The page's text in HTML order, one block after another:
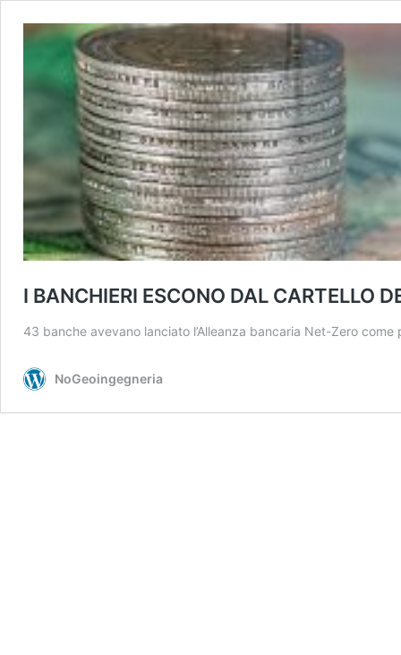
I BANCHIERI ESCONO DAL CARTELLO
43 banche avevano lanciato l’Alleanza bancaria Net-Zero
NoGeoingegneria